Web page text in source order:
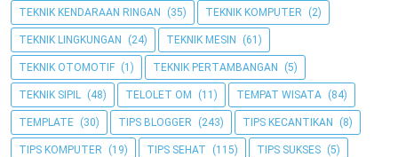
TEKNIK KENDARAAN RINGAN (35) TEKNIK KOMPUTER (2)
TEKNIK LINGKUNGAN (24) TEKNIK MESIN (61)
TEKNIK OTOMOTIF (1) TEKNIK PERTAMBANGAN (5)
TEKNIK SIPIL (48) TELOLET OM (11) TEMPAT WISATA (84)
TEMPLATE (30) TIPS BLOGGER (243) TIPS KECANTIKAN (8)
TIPS KOMPUTER (19) TIPS SEHAT (115) TIPS SUKSES (5)